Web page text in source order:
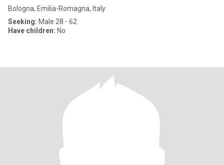
Bologna, Emilia-Romagna, Italy
Seeking: Male 28 - 62
Have children: No